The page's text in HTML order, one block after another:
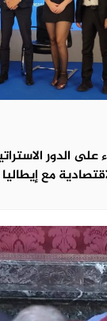
على الدور
مع إيطاليا